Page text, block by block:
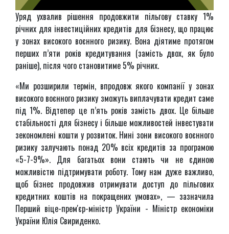
Уряд ухвалив рішення продовжити пільгову ставку 1%
річних для інвестиційних кредитів для бізнесу, що працює
у зонах високого воєнного ризику. Вона діятиме протягом
перших п’яти років кредитування (замість двох, як було
раніше), після чого становитиме 5% річних.
«Ми розширили термін, впродовж якого компанії у зонах
високого воєнного ризику зможуть виплачувати кредит саме
під 1%. Відтепер це п’ять років замість двох. Це більше
стабільності для бізнесу і більше можливостей інвестувати
зекономлені кошти у розвиток. Нині зони високого воєнного
ризику залучають понад 20% всіх кредитів за програмою
«5-7-9%». Для багатьох вони стають чи не єдиною
можливістю підтримувати роботу. Тому нам дуже важливо,
щоб бізнес продовжив отримувати доступ до пільгових
кредитних коштів на покращених умовах», — зазначила
Перший віце-прем'єр-міністр України - Міністр економіки
України Юлія Свириденко.